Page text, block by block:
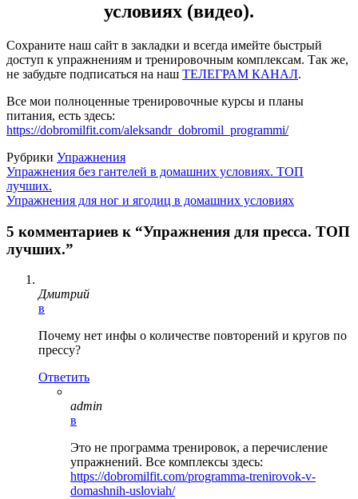
условиях (видео).
Сохраните наш сайт в закладки и всегда имейте быстрый
доступ к упражнениям и тренировочным комплексам. Так же,
не забудьте подписаться на наш ТЕЛЕГРАМ КАНАЛ.
Все мои полноценные тренировочные курсы и планы
питания, есть здесь:
https://dobromilfit.com/aleksandr_dobromil_programmi/
Рубрики Упражнения
Упражнения без гантелей в домашних условиях. ТОП
лучших.
Упражнения для ног и ягодиц в домашних условиях
5 комментариев к “Упражнения для пресса. ТОП
лучших.”
Дмитрий
в
Почему нет инфы о количестве повторений и кругов по
прессу?
Ответить
admin
в
Это не программа тренировок, а перечисление
упражнений. Все комплексы здесь:
https://dobromilfit.com/programma-trenirovok-v-
domashnih-usloviah/